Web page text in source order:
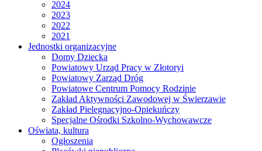
2024
2023
2022
2021
Jednostki organizacyjne
Domy Dziecka
Powiatowy Urząd Pracy w Złotoryi
Powiatowy Zarząd Dróg
Powiatowe Centrum Pomocy Rodzinie
Zakład Aktywności Zawodowej w Świerzawie
Zakład Pielęgnacyjno-Opiekuńczy
Specjalne Ośrodki Szkolno-Wychowawcze
Oświata, kultura
Ogłoszenia